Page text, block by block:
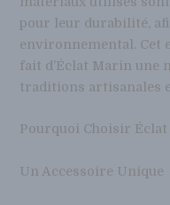
pour leur durabilité,
environnemental. Cet
fait d’Éclat Marin une
traditions artisanales
Pourquoi Choisir
Un Accessoire Unique